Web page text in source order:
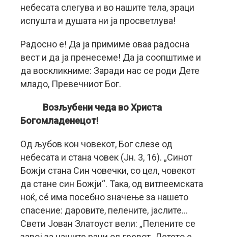
небесата слегува и во нашите тела, зраци
испушта и душата ни ја просветлува!
Радосно е! Да ја примиме оваа радосна
вест и да ја пренесеме! Да ја соопштиме и
да воскликниме: Заради нас се роди Дете
младо, Превечниот Бог.
Возљубени чеда во Христа
Богомладенецот!
Од љубов кон човекот, Бог слезе од
небесата и стана човек (Јн. 3, 16). „Синот
Божји стана Син човечки, со цел, човекот
да стане син Божји“. Така, од витлеемската
ноќ, сé има посебно значење за нашето
спасение: даровите, пелените, јаслите…
Свети Јован Златоуст вели: „Пелените се